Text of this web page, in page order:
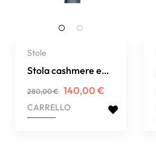
Stole
Stola cashmere e
seta extrafine
Prezzo
regolare
280,00 € Prezzo
140,00 €
CARRELLO